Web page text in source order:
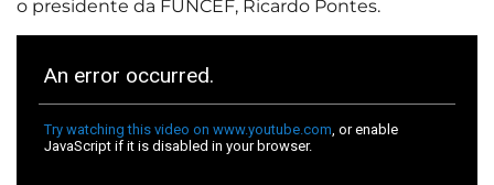
o presidente da FUNCEF, Ricardo Pontes.